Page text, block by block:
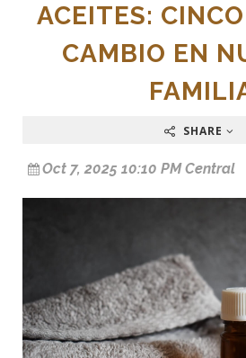
ACEITES:
CAMBIO EN
SHARE
Oct 7, 2025 10:10 PM Central